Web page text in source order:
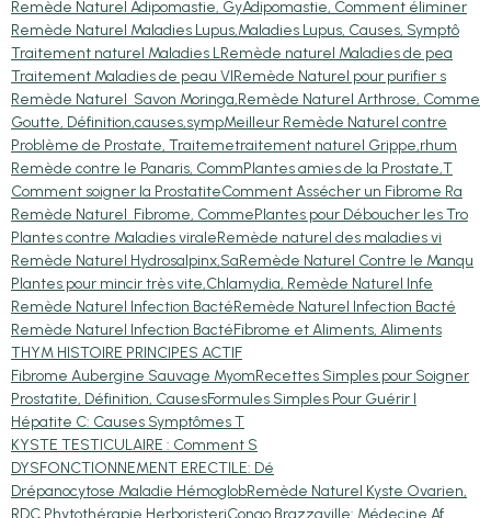
Remède Naturel Adipomastie, GyAdipomastie, Comment éliminer
Remède Naturel Maladies Lupus,Maladies Lupus, Causes, Symptô
Traitement naturel Maladies LRemède naturel Maladies de pea
Traitement Maladies de peau VIRemède Naturel pour purifier s
Remède Naturel Savon Moringa,Remède Naturel Arthrose, Comme
Goutte, Définition,causes,sympMeilleur Remède Naturel contre
Problème de Prostate, Traitemetraitement naturel Grippe,rhum
Remède contre le Panaris, CommPlantes amies de la Prostate,T
Comment soigner la ProstatiteComment Assécher un Fibrome Ra
Remède Naturel Fibrome, CommePlantes pour Déboucher les Tro
Plantes contre Maladies viraleRemède naturel des maladies vi
Remède Naturel Hydrosalpinx,SaRemède Naturel Contre le Manqu
Plantes pour mincir très vite,Chlamydia, Remède Naturel Infe
Remède Naturel Infection BactéRemède Naturel Infection Bacté
Remède Naturel Infection BactéFibrome et Aliments, Aliments
THYM HISTOIRE PRINCIPES ACTIF
Fibrome Aubergine Sauvage MyomRecettes Simples pour Soigner
Prostatite, Définition, CausesFormules Simples Pour Guérir l
Hépatite C: Causes Symptômes T
KYSTE TESTICULAIRE : Comment S
DYSFONCTIONNEMENT ERECTILE: Dé
Drépanocytose Maladie HémoglobRemède Naturel Kyste Ovarien,
RDC Phytothérapie HerboristeriCongo Brazzaville: Médecine Af